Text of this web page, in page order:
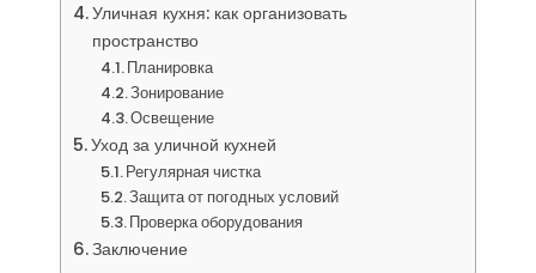
Уличная кухня: как организовать
пространство
Планировка
Зонирование
Освещение
Уход за уличной кухней
Регулярная чистка
Защита от погодных условий
Проверка оборудования
Заключение